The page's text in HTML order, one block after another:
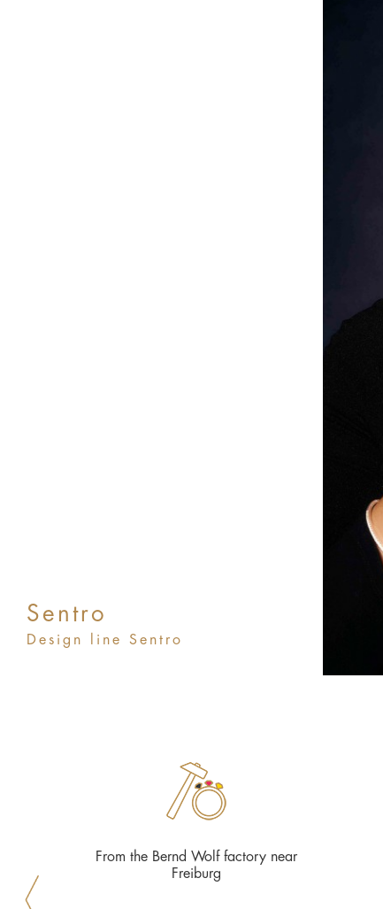
Sentro
Design line Sentro
From the Bernd Wolf factory near
Freiburg